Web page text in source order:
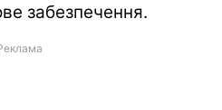
забезпечення.